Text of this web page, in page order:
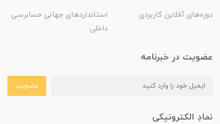
دوره‌های آفلاین کاربردی
استانداردهای جهانی حسابرسی
داخلی
عضویت در خبرنامه
عضویت
نمادِ الکترونیکی